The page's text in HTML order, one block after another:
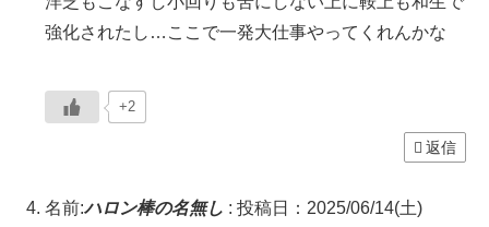
強化されたし…ここで一発大仕事やってくれんかな
+2
返信
名前:ハロン棒の名無し : 投稿日：2025/06/14(土)